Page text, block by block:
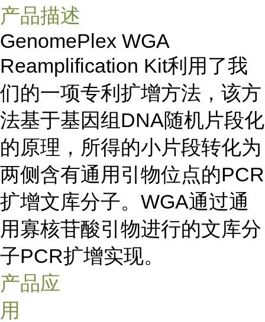
产品描述
GenomePlex WGA
Reamplification Kit利用了我
们的一项专利扩增方法，该方
法基于基因组DNA随机片段化
的原理，所得的小片段转化为
两侧含有通用引物位点的PCR
扩增文库分子。WGA通过通
用寡核苷酸引物进行的文库分
子PCR扩增实现。
产品应
用